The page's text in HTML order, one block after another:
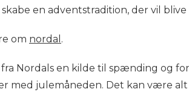
en adventstradition, der vil
om nordal .
Nordals en kilde til spænding og
med julemåneden. Det kan være